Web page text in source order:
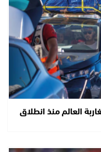
من مغاربة العالم منذ انطلاق